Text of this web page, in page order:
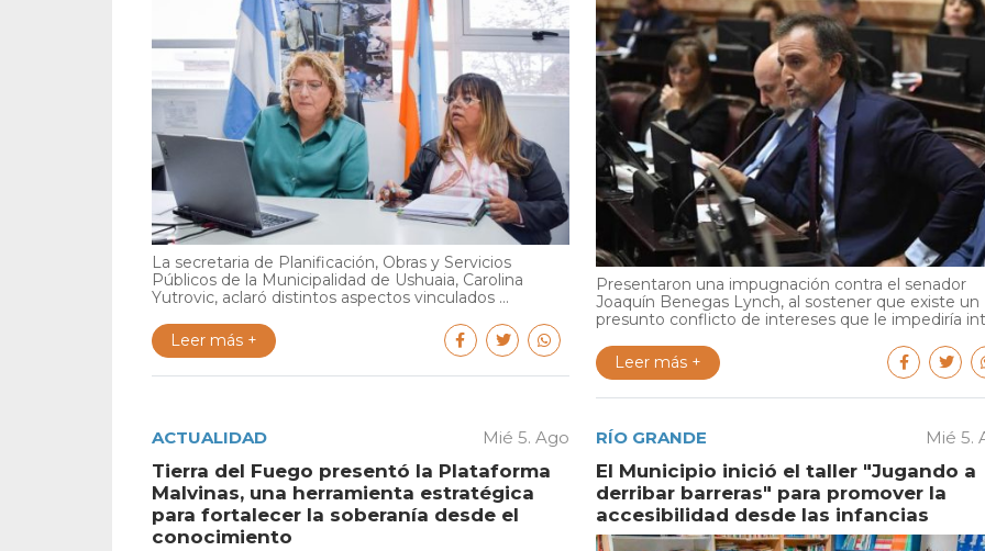
La secretaria de Planificación, Obras y Servicios
Públicos de la Municipalidad de Ushuaia, Carolina
Yutrovic, aclaró distintos aspectos vinculados ...
Leer más +
Presentaron una impugnación contra el senador
Joaquín Benegas Lynch, al sostener que existe un
presunto conflicto de intereses que le impediría
Leer más +
ACTUALIDAD Mié 5. Ago
Tierra del Fuego presentó la Plataforma
Malvinas, una herramienta estratégica
para fortalecer la soberanía desde el
conocimiento
RÍO GRANDE Mié 5.
El Municipio inició el taller "Jugando a
derribar barreras" para promover la
accesibilidad desde las infancias